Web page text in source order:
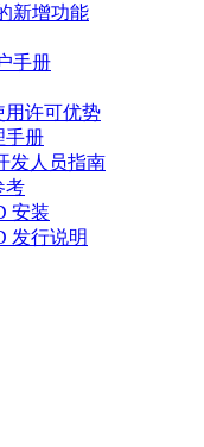
快捷菜单
关于设置绘图区域
关于设置可固定窗口、
选项板和工具栏的行为
关于使用基于任务的工
作空间
关于将程序设置保存为
配置
新增功能
手册
用许可优势
手册
发人员指南
考
安装
发行说明